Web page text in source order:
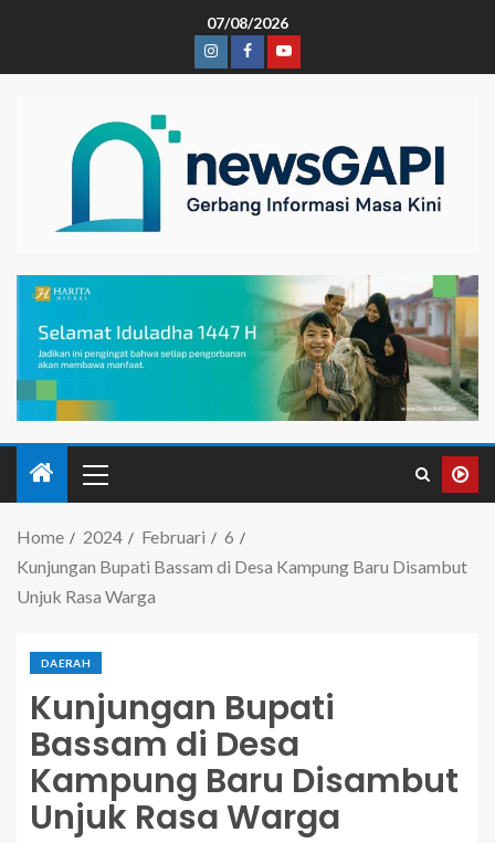
07/08/2026
Home 2024 Februari
6
Kunjungan Bupati Bassam di Desa Kampung Baru Disambut
Unjuk Rasa Warga
DAERAH
Kunjungan Bupati
Bassam di Desa
Kampung Baru Disambut
Unjuk Rasa Warga